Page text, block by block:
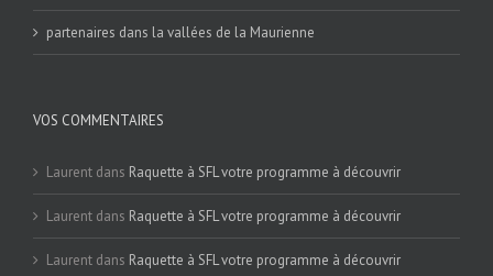
partenaires dans la vallées de la Maurienne
VOS COMMENTAIRES
Laurent dans Raquette à SFL votre programme à découvrir
Laurent dans Raquette à SFL votre programme à découvrir
Laurent dans Raquette à SFL votre programme à découvrir